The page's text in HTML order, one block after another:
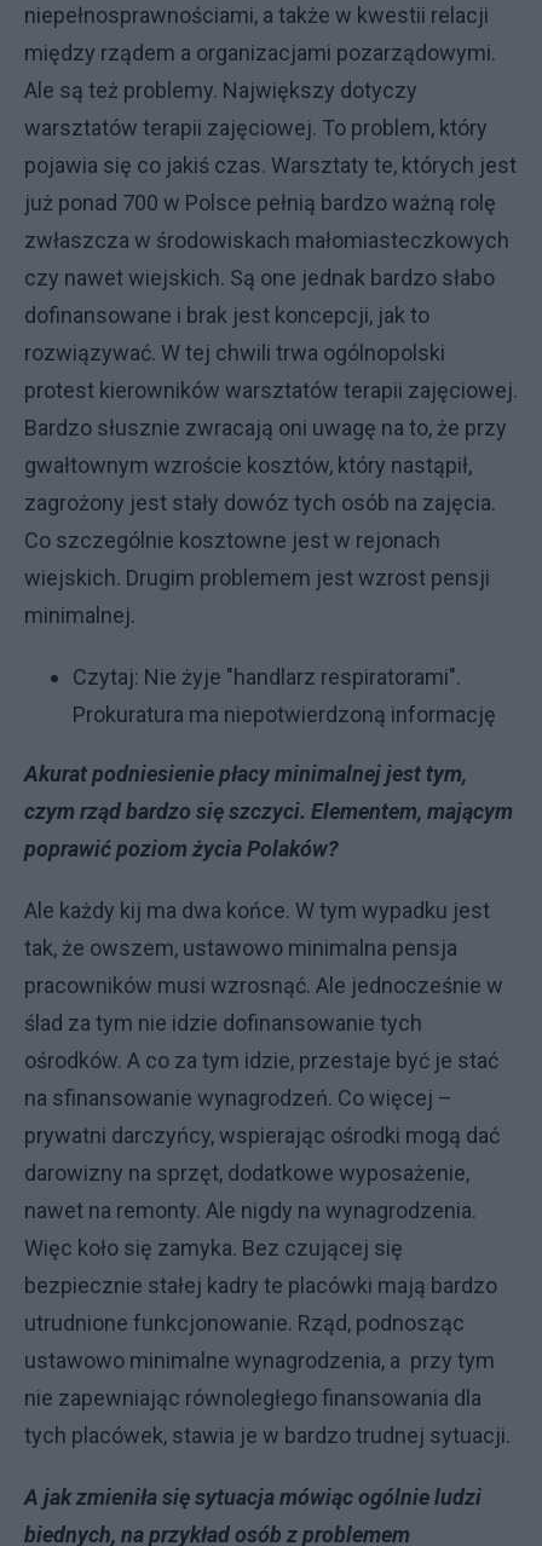
niepełnosprawnościami, a także w kwestii relacji
między rządem a organizacjami pozarządowymi.
Ale są też problemy. Największy dotyczy
warsztatów terapii zajęciowej. To problem, który
pojawia się co jakiś czas. Warsztaty te, których jest
już ponad 700 w Polsce pełnią bardzo ważną rolę
zwłaszcza w środowiskach małomiasteczkowych
czy nawet wiejskich. Są one jednak bardzo słabo
dofinansowane i brak jest koncepcji, jak to
rozwiązywać. W tej chwili trwa ogólnopolski
protest kierowników warsztatów terapii zajęciowej.
Bardzo słusznie zwracają oni uwagę na to, że przy
gwałtownym wzroście kosztów, który nastąpił,
zagrożony jest stały dowóz tych osób na zajęcia.
Co szczególnie kosztowne jest w rejonach
wiejskich. Drugim problemem jest wzrost pensji
minimalnej.
Czytaj: Nie żyje "handlarz respiratorami".
Prokuratura ma niepotwierdzoną informację
Akurat podniesienie płacy minimalnej jest tym,
czym rząd bardzo się szczyci. Elementem, mającym
poprawić poziom życia Polaków?
Ale każdy kij ma dwa końce. W tym wypadku jest
tak, że owszem, ustawowo minimalna pensja
pracowników musi wzrosnąć. Ale jednocześnie w
ślad za tym nie idzie dofinansowanie tych
ośrodków. A co za tym idzie, przestaje być je stać
na sfinansowanie wynagrodzeń. Co więcej –
prywatni darczyńcy, wspierając ośrodki mogą dać
darowizny na sprzęt, dodatkowe wyposażenie,
nawet na remonty. Ale nigdy na wynagrodzenia.
Więc koło się zamyka. Bez czującej się
bezpiecznie stałej kadry te placówki mają bardzo
utrudnione funkcjonowanie. Rząd, podnosząc
ustawowo minimalne wynagrodzenia, a przy tym
nie zapewniając równoległego finansowania dla
tych placówek, stawia je w bardzo trudnej sytuacji.
A jak zmieniła się sytuacja mówiąc ogólnie ludzi
biednych, na przykład osób z problemem